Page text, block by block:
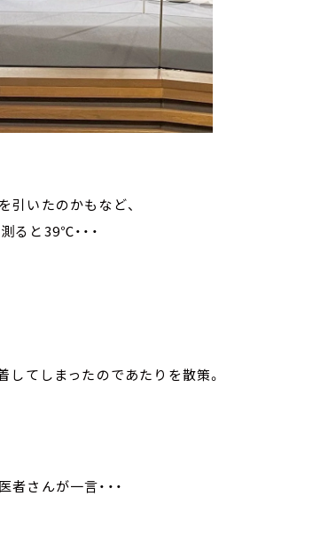
引いたのかもなど、
と39℃・・・
してしまったのであたりを散策。
さんが一言・・・